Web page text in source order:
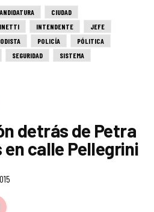
CIUDAD
INTENDENTE
JEFE
POLICÍA
PÓLITICA
SEGURIDAD SISTEMA